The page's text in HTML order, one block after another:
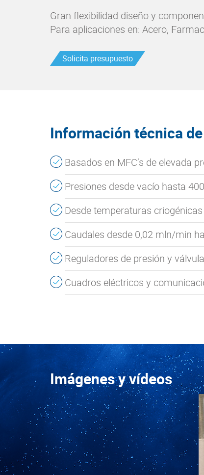
Gran flexibilidad diseño y
Para aplicaciones en: Acero,
Solicita presupuesto
Información técnica
Basados en MFC’s de elevada
Presiones desde vacío hasta
Desde temperaturas
Caudales desde 0,02 mln/min
Reguladores de presión y
Cuadros eléctricos y
Imágenes y vídeos